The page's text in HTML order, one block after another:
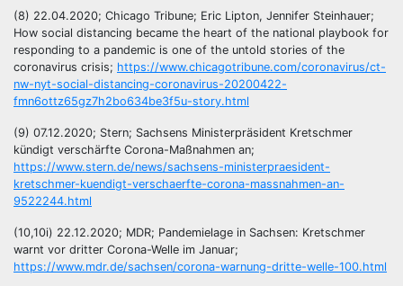
(8) 22.04.2020; Chicago Tribune; Eric Lipton, Jennifer Steinhauer;
How social distancing became the heart of the national playbook for
responding to a pandemic is one of the untold stories of the
coronavirus crisis; https://www.chicagotribune.com/coronavirus/ct-
nw-nyt-social-distancing-coronavirus-20200422-
fmn6ottz65gz7h2bo634be3f5u-story.html
(9) 07.12.2020; Stern; Sachsens Ministerpräsident Kretschmer
kündigt verschärfte Corona-Maßnahmen an;
https://www.stern.de/news/sachsens-ministerpraesident-
kretschmer-kuendigt-verschaerfte-corona-massnahmen-an-
9522244.html
(10,10i) 22.12.2020; MDR; Pandemielage in Sachsen: Kretschmer
warnt vor dritter Corona-Welle im Januar;
https://www.mdr.de/sachsen/corona-warnung-dritte-welle-100.html